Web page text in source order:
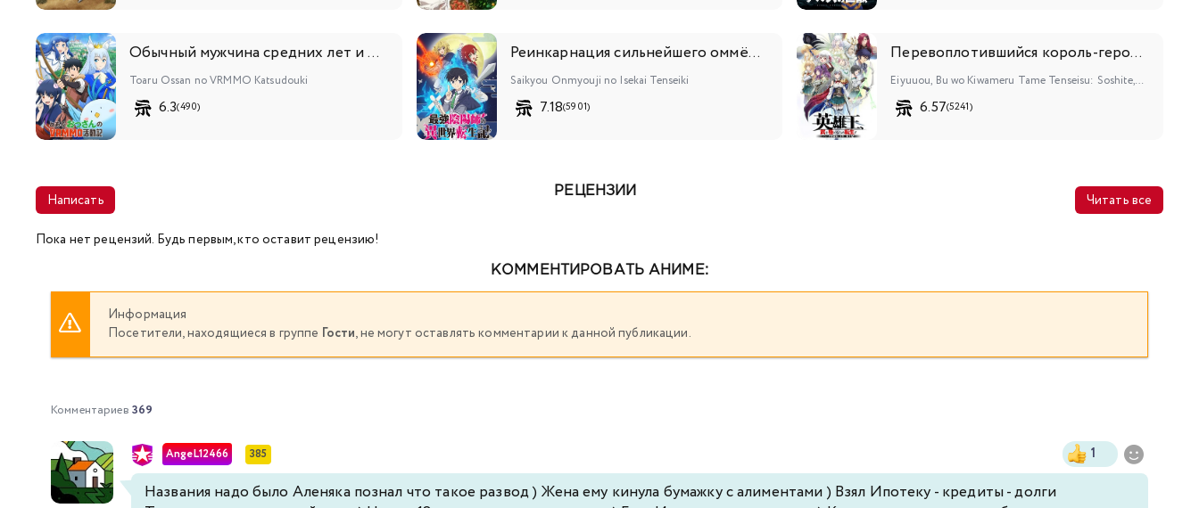
Обычный мужчина средних лет и его журнал активности в VRMMO
Toaru Ossan no VRMMO Katsudouki
6.3(490)
Реинкарнация сильнейшего оммёдзи: Эти монстры слишком слабы по сравнению с моим ёкаем
Saikyou Onmyouji no Isekai Tenseiki
7.18(5901)
Перевоплотившийся король-герой, ставший самой сильной ученицей рыцаря
Eiyuuou, Bu wo Kiwameru Tame Tenseisu: Soshite, Sekai Saikyou no Minarai Kishi♀
6.57(5241)
Написать
РЕЦЕНЗИИ
Читать все
Пока нет рецензий. Будь первым, кто оставит рецензию!
КОММЕНТИРОВАТЬ АНИМЕ:
Информация
Посетители, находящиеся в группе Гости, не могут оставлять комментарии к данной публикации.
Комментариев 369
AngeL12466 385 1
Названия надо было Аленяка познал что такое развод ) Жена ему кинула бумажку с алиментами ) Взял Ипотеку - кредиты - долги